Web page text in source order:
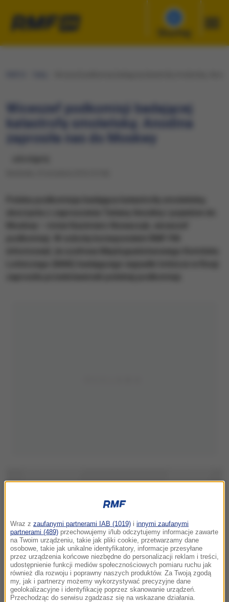
Słuchaj
Wiceszef podkomisji badającej
katastrofę smoleńską: Anodina
zaprosiła nas do Moskwy
Wraz z zaufanymi partnerami IAB (1019) i innymi zaufanymi
partnerami (489) przechowujemy i/lub odczytujemy informacje zawarte
na Twoim urządzeniu, takie jak pliki cookie, przetwarzamy dane
osobowe, takie jak unikalne identyfikatory, informacje przesyłane
przez urządzenia końcowe niezbędne do personalizacji reklam i treści,
udostępnienie funkcji mediów społecznościowych pomiaru ruchu jak
również dla rozwoju i poprawny naszych produktów. Za Twoją zgodą
my, jak i partnerzy możemy wykorzystywać precyzyjne dane
geolokalizacyjne i identyfikację poprzez skanowanie urządzeń.
Przechodząc do serwisu zgadzasz się na wskazane działania.